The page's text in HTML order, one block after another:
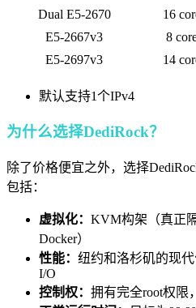
Dual E5-2670
16
E5-2667v3
8
E5-2697v3
14
默认支持1个IPv4
为什么选择DediRock？
除了价格便宜之外，选择
包括：
虚拟化： KVM构架 （真正
Docker）
性能： 纽约和洛杉矶的现
I/O
控制权： 拥有完全root权限